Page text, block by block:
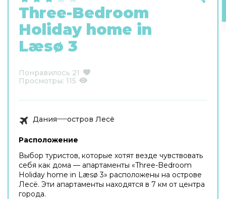
Three-Bedroom
Holiday home in
Læsø 3
Понравилось 21
Просмотры: 115
Дания остров Лесё
Расположение
Выбор туристов, которые хотят везде чувствовать
себя как дома — апартаменты «Three-Bedroom
Holiday home in Læsø 3» расположены на острове
Лесё. Эти апартаменты находятся в 7 км от центра
города.